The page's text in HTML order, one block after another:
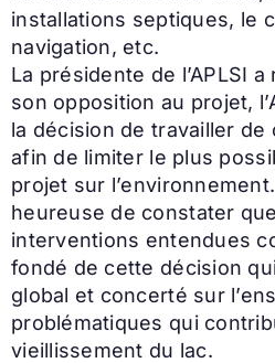
installations septiques, le
navigation, etc.
La présidente de l’APLSI
son opposition au projet,
la décision de travailler de
afin de limiter le plus
projet sur
heureuse de constater
interventions entendues
fondé de cette décision
global et concerté sur
problématiques qui
vieillissement du lac.